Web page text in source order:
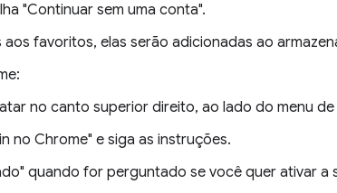
"Continuar sem uma conta".
favoritos, elas serão adicionadas ao
no canto superior direito, ao lado do menu
no Chrome" e siga as instruções.
quando for perguntado se você quer ativar a